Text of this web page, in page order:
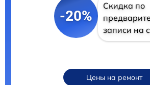
-20%
Скидка по
записи на
Цены на ремонт